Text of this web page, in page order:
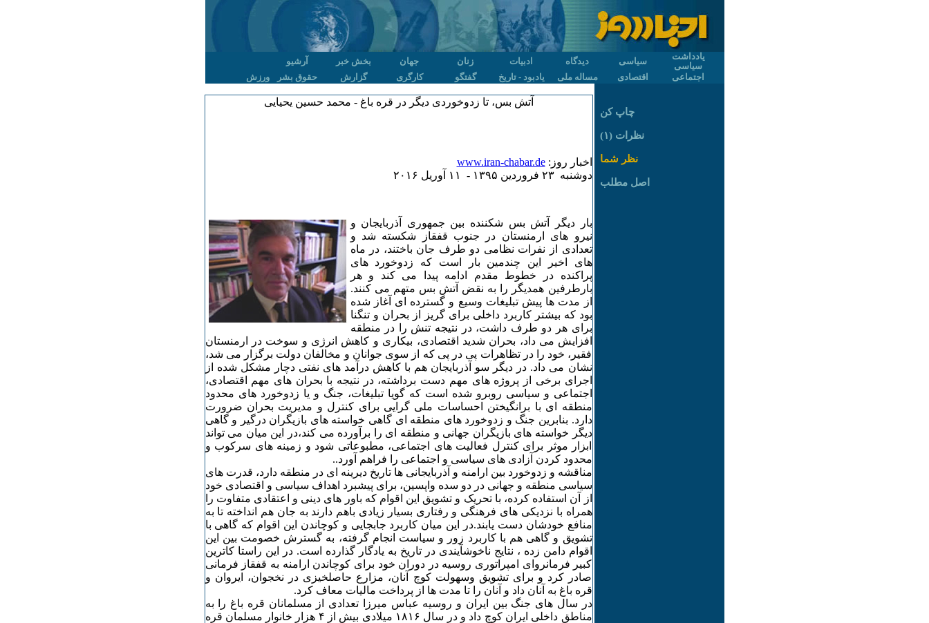
یادداشت
سیاسی
سیاسی دیدگاه ادبیات زنان جهان بخش خبر
آرشیو
اجتماعی
اقتصادی مساله ملی یادبود - تاریخ گفتگو کارگری گزارش حقوق بشر ورزش
آتش بس، تا زدوخوردی دیگر در قره باغ - محمد حسین یحیایی
اخبار روز:www.iran-chabar.de
دوشنبه ۲٣ فروردين ۱٣۹۵ - ۱۱ آوريل ۲۰۱۶
بار دیگر آتش بس شکننده بین جمهوری آذربایجان و
نیرو های ارمنستان در جنوب قفقاز شکسته شد و
تعدادی از نفرات نظامی دو طرف جان باختند، در ماه
های اخیر این چندمین بار است که زدوخورد های
پراکنده در خطوط مقدم ادامه پیدا می کند و هر
بارطرفین همدیگر را به نقض آتش بس متهم می کنند.
از مدت ها پیش تبلیغات وسیع و گسترده ای آغاز شده
بود که بیشتر کاربرد داخلی برای گریز از بحران و تنگنا
برای هر دو طرف داشت، در نتیجه تنش را در منطقه
افزایش می داد، بحران شدید اقتصادی، بیکاری و کاهش انرژی و سوخت در ارمنستان
فقیر، خود را در تظاهرات پی در پی که از سوی جوانان و مخالفان دولت برگزار می شد،
نشان می داد. در دیگر سو آذربایجان هم با کاهش درآمد های نفتی دچار مشکل شده از
اجرای برخی از پروژه های مهم دست برداشته، در نتیجه با بحران های مهم اقتصادی،
اجتماعی و سیاسی روبرو شده است که گویا تبلیغات، جنگ و یا زدوخورد های محدود
منطقه ای با برانگیختن احساسات ملی گرایی برای کنترل و مدیریت بحران ضرورت
دارد. بنابرین جنگ و زدوخورد های منطقه ای گاهی خواسته های بازیگران درگیر و گاهی
دیگر خواسته های بازیگران جهانی و منطقه ای را برآورده می کند،در این میان می تواند
ابزار موثر برای کنترل فعالیت های اجتماعی، مطبوعاتی شود و زمینه های سرکوب و
محدود کردن آزادی های سیاسی و اجتماعی را فراهم آورد..
مناقشه و زدوخورد بین ارامنه و آذربایجانی ها تاریخ دیرینه ای در منطقه دارد، قدرت های
سیاسی منطقه و جهانی در دو سده واپسین، برای پیشبرد اهداف سیاسی و اقتصادی خود
از آن استفاده کرده، با تحریک و تشویق این اقوام که باور های دینی و اعتقادی متفاوت را
همراه با نزدیکی های فرهنگی و رفتاری بسیار زیادی باهم دارند به جان هم انداخته تا به
منافع خودشان دست یابند.در این میان کاربرد جابجایی و کوچاندن این اقوام که گاهی با
تشویق و گاهی هم با کاربرد زور و سیاست انجام گرفته، به گسترش خصومت بین این
اقوام دامن زده ، نتایج ناخوشآیندی در تاریخ به یادگار گذارده است. در این راستا کاترین
کبیر فرمانروای امپراتوری روسیه در دوران خود برای کوچاندن ارامنه به قفقاز فرمانی
صادر کرد و برای تشویق وسهولت کوچ آنان، مزارع حاصلخیزی در نخجوان، ایروان و
قره باغ به آنان داد و آنان را تا مدت ها از پرداخت مالیات معاف کرد.
در سال های جنگ بین ایران و روسیه عباس میرزا تعدادی از مسلمانان قره باغ را به
مناطق داخلی ایران کوچ داد و در سال ۱٨۱۶ میلادی بیش از ۴ هزار خانوار مسلمان قره
چاپ کن
نظرات (۱)
نظر شما
اصل مطلب